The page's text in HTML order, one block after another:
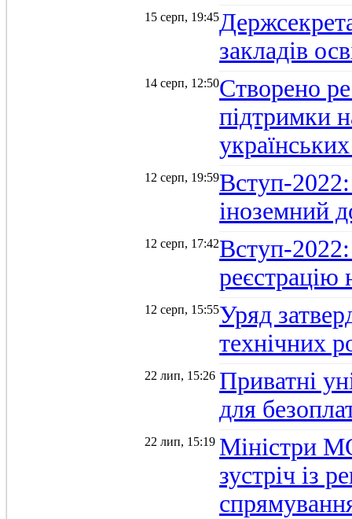
15 серп, 19:45
закладів
14 серп, 12:50Створено
підтримки
12 серп, 19:59Вступ-
іноземний
12 серп, 17:42Вступ-
12 серп, 15:55Уряд
технічних
22 лип, 15:26 Приватні
для
22 лип, 15:19 Міністри
зустріч із